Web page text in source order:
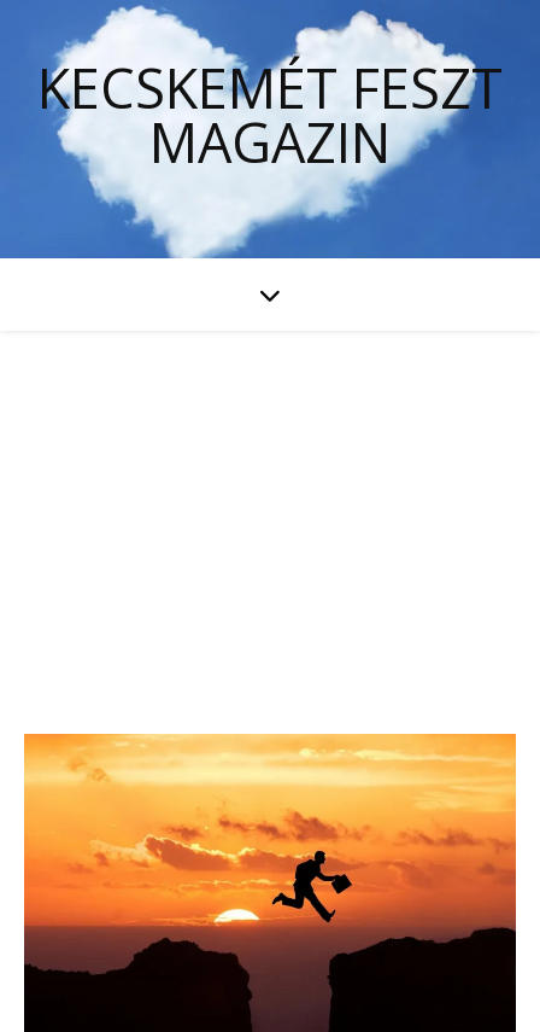
KECSKEMÉT FESZT
MAGAZIN